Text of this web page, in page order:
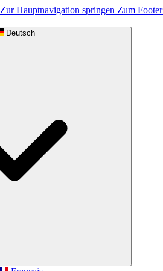
Zur Hauptnavigation springen Zum
Deutsch